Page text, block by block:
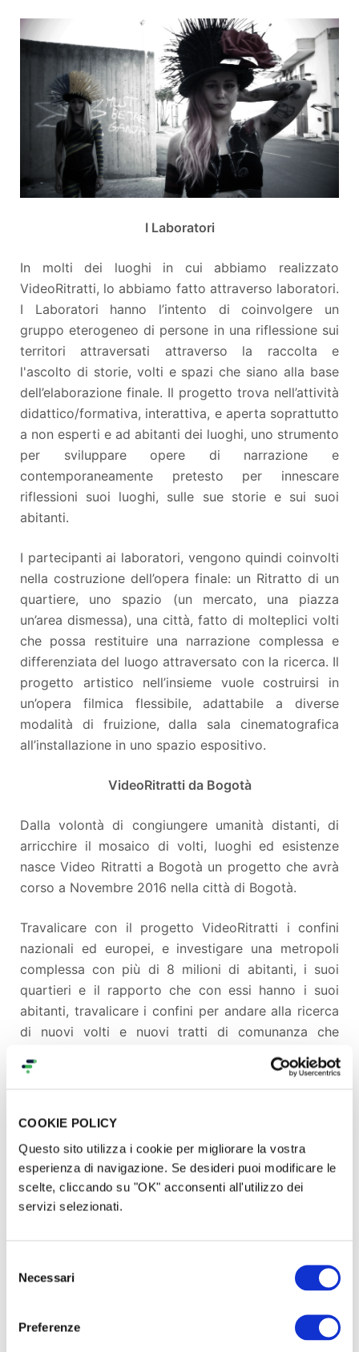
COOKIE POLICY
Questo sito utilizza i cookie per migliorare la vostra
esperienza di navigazione. Se desideri puoi modificare le
scelte, cliccando su "OK" acconsenti all'utilizzo dei
servizi selezionati.
delNecessari
Preferenze
I Laboratori
In molti dei luoghi in cui abbiamo realizzato
VideoRitratti, lo abbiamo fatto attraverso laboratori.
I Laboratori hanno l’intento di coinvolgere un
gruppo eterogeneo di persone in una riflessione sui
territori attraversati attraverso la raccolta e
l'ascolto di storie, volti e spazi che siano alla base
dell’elaborazione finale. Il progetto trova nell’attività
didattico/formativa, interattiva, e aperta soprattutto
a non esperti e ad abitanti dei luoghi, uno strumento
per sviluppare opere di narrazione e
contemporaneamente pretesto per innescare
riflessioni suoi luoghi, sulle sue storie e sui suoi
abitanti.
I partecipanti ai laboratori, vengono quindi coinvolti
nella costruzione dell’opera finale: un Ritratto di un
quartiere, uno spazio (un mercato, una piazza
un’area dismessa), una città, fatto di molteplici volti
che possa restituire una narrazione complessa e
differenziata del luogo attraversato con la ricerca. Il
progetto artistico nell’insieme vuole costruirsi in
un’opera filmica flessibile, adattabile a diverse
modalità di fruizione, dalla sala cinematografica
all’installazione in uno spazio espositivo.
VideoRitratti da Bogotà
Dalla volontà di congiungere umanità distanti, di
arricchire il mosaico di volti, luoghi ed esistenze
nasce Video Ritratti a Bogotà un progetto che avrà
corso a Novembre 2016 nella città di Bogotà.
Travalicare con il progetto VideoRitratti i confini
nazionali ed europei, e investigare una metropoli
complessa con più di 8 milioni di abitanti, i suoi
quartieri e il rapporto che con essi hanno i suoi
abitanti, travalicare i confini per andare alla ricerca
di nuovi volti e nuovi tratti di comunanza che
sguardo parlando della condizione umana.
Per costruire un’interazione profonda con alcuni
in 3 diversi quartieri della città in collaborazione